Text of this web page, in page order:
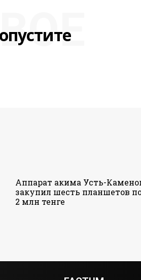
Аппарат акима Усть-
закупил шесть планшетов
2 млн тенге